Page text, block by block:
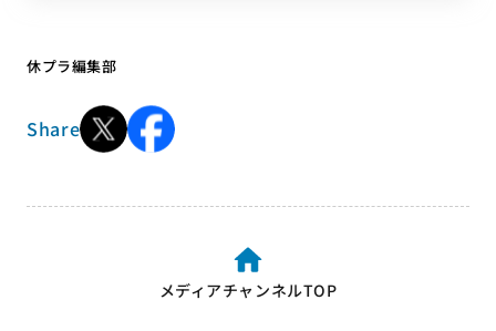
休プラ編集部
Share
メディアチャンネルTOP